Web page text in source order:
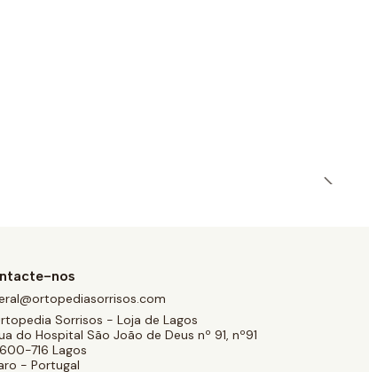
nos
Sorrisos - Loja de Lagos
do Hospital São João de Deus nº 91, nº91
716 Lagos
- Portugal